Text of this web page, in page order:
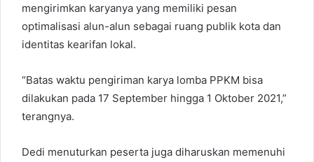
mengirimkan karyanya yang memiliki pesan
optimalisasi alun-alun sebagai ruang publik kota dan
identitas kearifan lokal.
“Batas waktu pengiriman karya lomba PPKM bisa
dilakukan pada 17 September hingga 1 Oktober 2021,”
terangnya.
Dedi menuturkan peserta juga diharuskan memenuhi